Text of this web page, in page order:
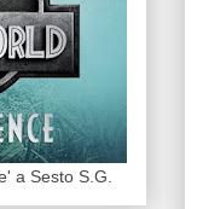
a Sesto S.G.